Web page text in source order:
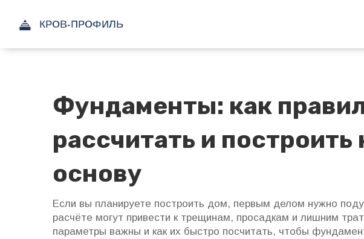
Фундаменты: как
рассчитать и
основу
Если вы планируете построить дом, первым делом нужно
расчёте могут привести к трещинам, просадкам и лишним
параметры важны и как их быстро посчитать, чтобы